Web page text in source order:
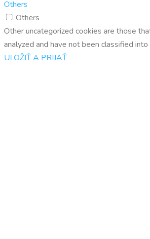
Others
Others
Other uncategorized cookies are those
analyzed and have not been classified
ULOŽIŤ A PRIJAŤ